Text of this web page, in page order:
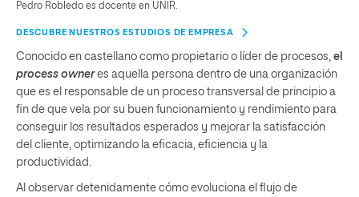
Pedro Robledo es docente en UNIR.
DESCUBRE NUESTROS ESTUDIOS DE EMPRESA
Conocido en castellano como propietario o líder de procesos, el
process owneres aquella persona dentro de una organización
que es el responsable de un proceso transversal de principio a
fin de que vela por su buen funcionamiento y rendimiento para
conseguir los resultados esperados y mejorar la satisfacción
del cliente, optimizando la eficacia, eficiencia y la
productividad.
Al observar detenidamente cómo evoluciona el flujo de